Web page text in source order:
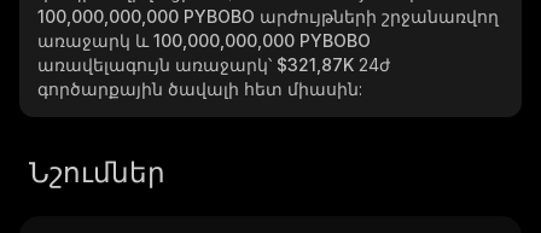
100,000,000,000 PYBOBO արժույթների շրջանառվող
առաջարկ և 100,000,000,000 PYBOBO
առավելագույն առաջարկ՝ $321,87K 24ժ
գործարքային ծավալի հետ միասին:
Նշումներ